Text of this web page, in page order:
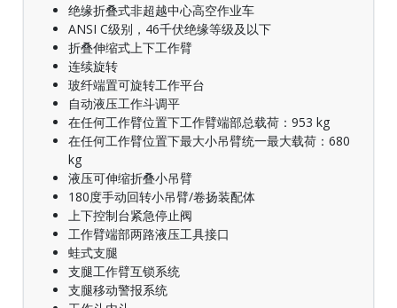
绝缘折叠式非超越中心高空作业车
ANSI C级别，46千伏绝缘等级及以下
折叠伸缩式上下工作臂
连续旋转
玻纤端置可旋转工作平台
自动液压工作斗调平
在任何工作臂位置下工作臂端部总载荷：953 kg
在任何工作臂位置下最大小吊臂统一最大载荷：680
kg
液压可伸缩折叠小吊臂
180度手动回转小吊臂/卷扬装配体
上下控制台紧急停止阀
工作臂端部两路液压工具接口
蛙式支腿
支腿工作臂互锁系统
支腿移动警报系统